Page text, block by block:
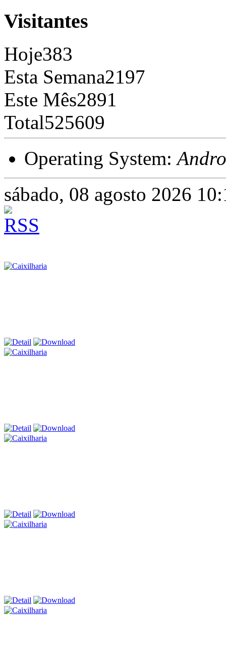
Visitantes
Hoje383
Esta Semana2197
Este Mês2891
Total525609
Operating System:
sábado, 08 agosto 2026